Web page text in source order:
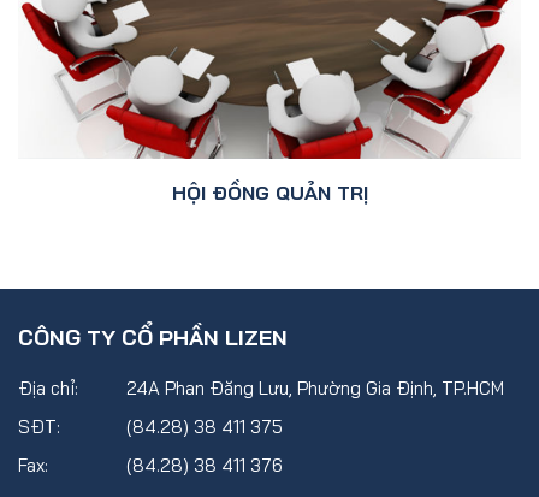
HỘI ĐỒNG QUẢN TRỊ
CÔNG TY CỔ PHẦN LIZEN
Địa chỉ:
24A Phan Đăng Lưu, Phường Gia Định, TP.HCM
SĐT:
(84.28) 38 411 375
Fax:
(84.28) 38 411 376